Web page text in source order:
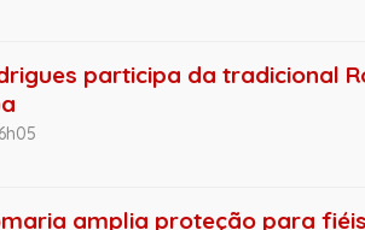
participa da tradicional
amplia proteção para